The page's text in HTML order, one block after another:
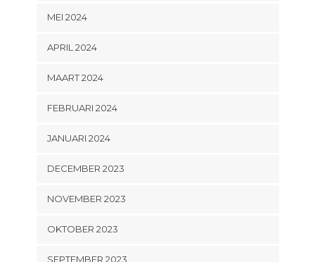
MEI 2024
APRIL 2024
MAART 2024
FEBRUARI 2024
JANUARI 2024
DECEMBER 2023
NOVEMBER 2023
OKTOBER 2023
SEPTEMBER 2023